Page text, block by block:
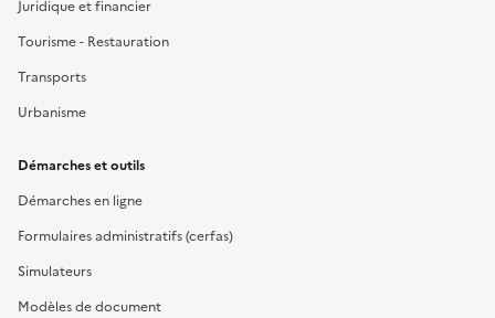
Juridique et financier
Tourisme - Restauration
Transports
Urbanisme
Démarches et outils
Démarches en ligne
Formulaires administratifs (cerfas)
Simulateurs
Modèles de document